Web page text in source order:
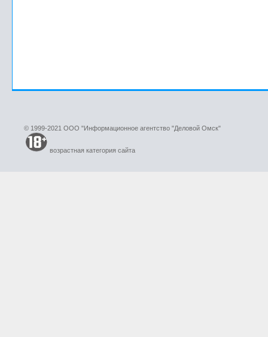
© 1999-2021 ООО "Информационное агентство "Деловой Омск"
возрастная категория сайта